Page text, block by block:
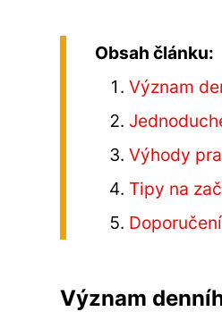
Obsah článku:
Význam
Výhody
Tipy na
Význam